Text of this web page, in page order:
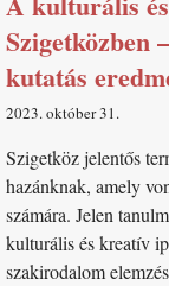
Szigetközben
kutatás
2023. október 31
Szigetköz jelentős
hazánknak, amely
számára. Jelen
kulturális és kreatív
szakirodalom